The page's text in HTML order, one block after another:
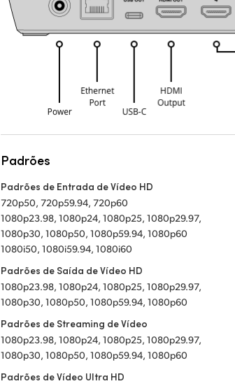
Padrões
Padrões de Entrada de Vídeo HD
720p50, 720p59.94, 720p60
1080p23.98, 1080p24, 1080p25, 1080p29.97,
1080p30, 1080p50, 1080p59.94, 1080p60
1080i50, 1080i59.94, 1080i60
Padrões de Saída de Vídeo HD
1080p23.98, 1080p24, 1080p25, 1080p29.97,
1080p30, 1080p50, 1080p59.94, 1080p60
Padrões de Streaming de Vídeo
1080p23.98, 1080p24, 1080p25, 1080p29.97,
1080p30, 1080p50, 1080p59.94, 1080p60
Padrões de Vídeo Ultra HD